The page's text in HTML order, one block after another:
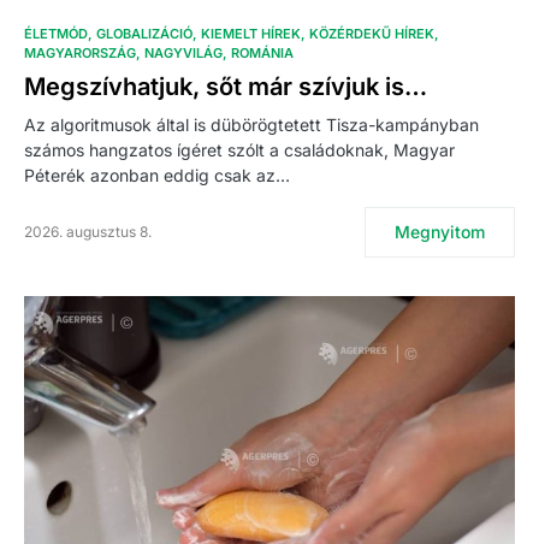
ÉLETMÓD GLOBALIZÁCIÓ KIEMELT HÍREK KÖZÉRDEKŰ HÍREK
MAGYARORSZÁG NAGYVILÁG ROMÁNIA
Megszívhatjuk, sőt már szívjuk is…
Az algoritmusok által is dübörögtetett Tisza-kampányban
számos hangzatos ígéret szólt a családoknak, Magyar
Péterék azonban eddig csak az…
2026. augusztus 8. Megnyitom